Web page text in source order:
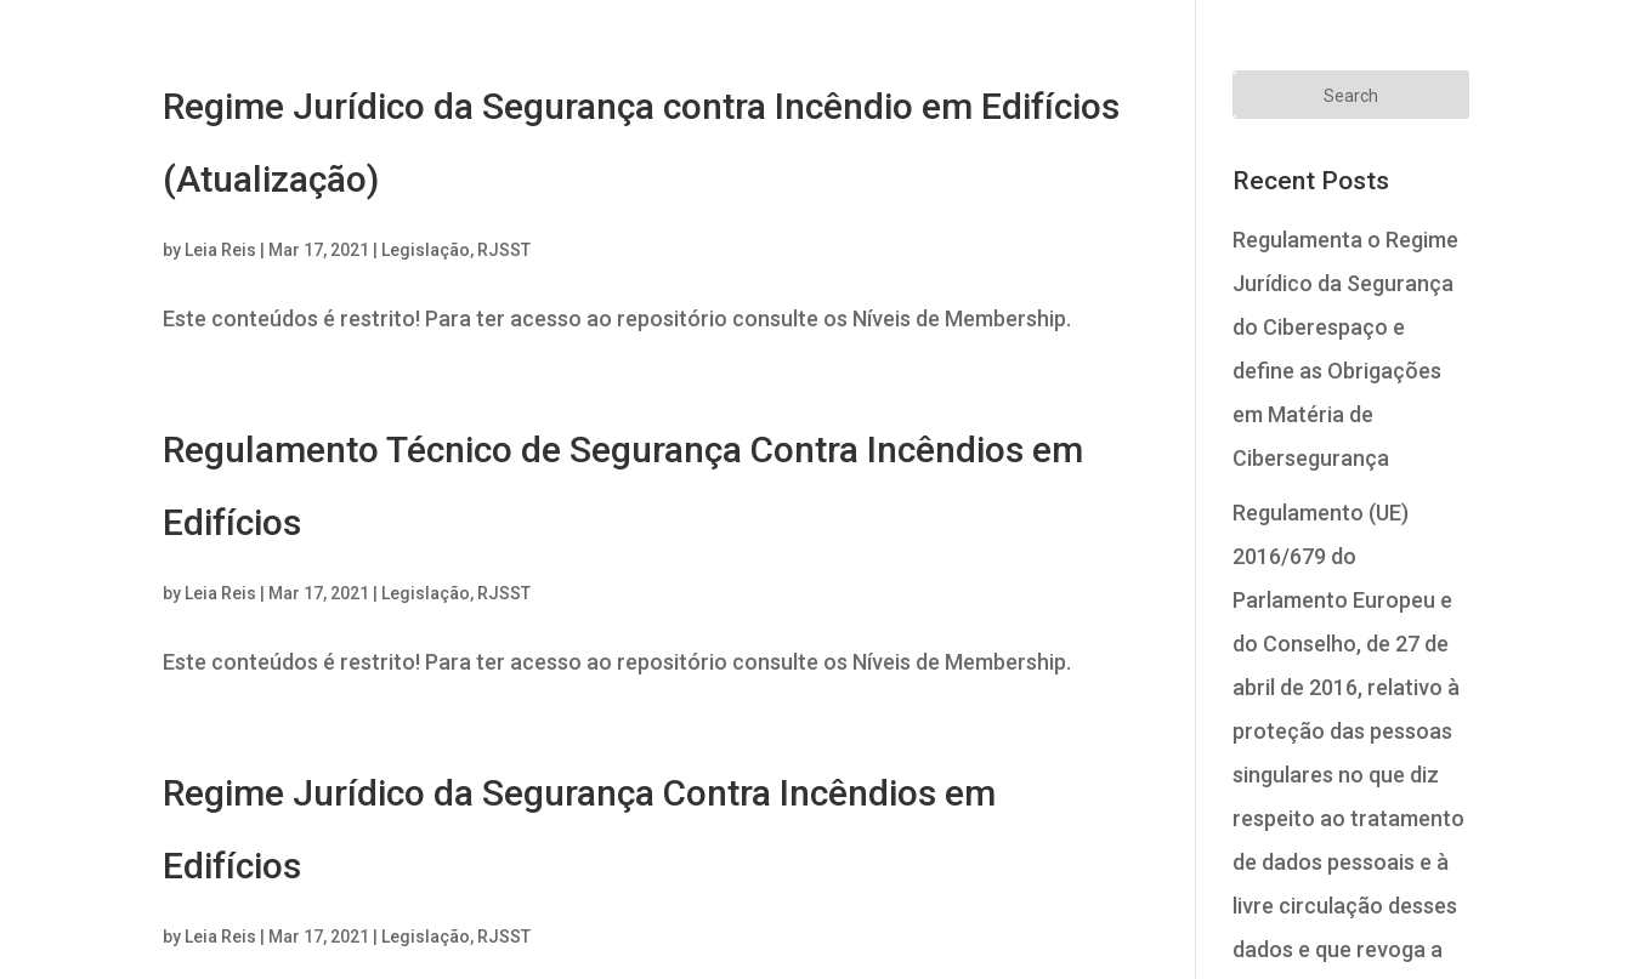
Regime Jurídico da Segurança contra Incêndio em Edifícios
(Atualização)
by Leia Reis Mar 17, 2021 Legislação, RJSST
Este conteúdos é restrito! Para ter acesso ao repositório consulte os Níveis de Membership.
Regulamento Técnico de Segurança Contra Incêndios em
Edifícios
by Leia Reis Mar 17, 2021 Legislação, RJSST
Este conteúdos é restrito! Para ter acesso ao repositório consulte os Níveis de Membership.
Regime Jurídico da Segurança Contra Incêndios em
Edifícios
by Leia Reis Mar 17, 2021 Legislação, RJSST
Recent Posts
Regulamenta o Regime
Jurídico da Segurança
do Ciberespaço e
define as Obrigações
em Matéria de
Cibersegurança
Regulamento (UE)
2016/679 do
Parlamento Europeu e
do Conselho, de 27 de
abril de 2016, relativo à
proteção das pessoas
singulares no que diz
respeito ao tratamento
de dados pessoais e à
livre circulação desses
dados e que revoga a